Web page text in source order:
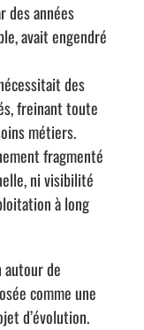
des années
avait engendré
des
freinant toute
métiers.
fragmenté
ni visibilité
à long
autour de
comme une
d’évolution.